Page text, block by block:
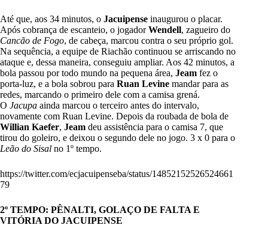
Até que, aos 34 minutos, o Jacuipense inaugurou o placar.
Após cobrança de escanteio, o jogadorWendell, zagueiro do
Cancão de Fogo, de cabeça, marcou contra o seu próprio gol.
Na sequência, a equipe de Riachão continuou se arriscando no
ataque e, dessa maneira, conseguiu ampliar. Aos 42 minutos, a
bola passou por todo mundo na pequena área, Jeam fez o
porta-luz, e a bola sobrou para Ruan Levine mandar para as
redes, marcando o primeiro dele com a camisa grená.
O Jacupa ainda marcou o terceiro antes do intervalo,
novamente com Ruan Levine. Depois da roubada de bola de
Willian Kaefer, Jeam deu assistência para o camisa 7, que
tirou do goleiro, e deixou o segundo dele no jogo. 3 x 0 para o
Leão do Sisal no 1º tempo.
https://twitter.com/ecjacuipenseba/status/14852152526524661
79
2º TEMPO: PÊNALTI, GOLAÇO DE FALTA E
VITÓRIA DO JACUIPENSE